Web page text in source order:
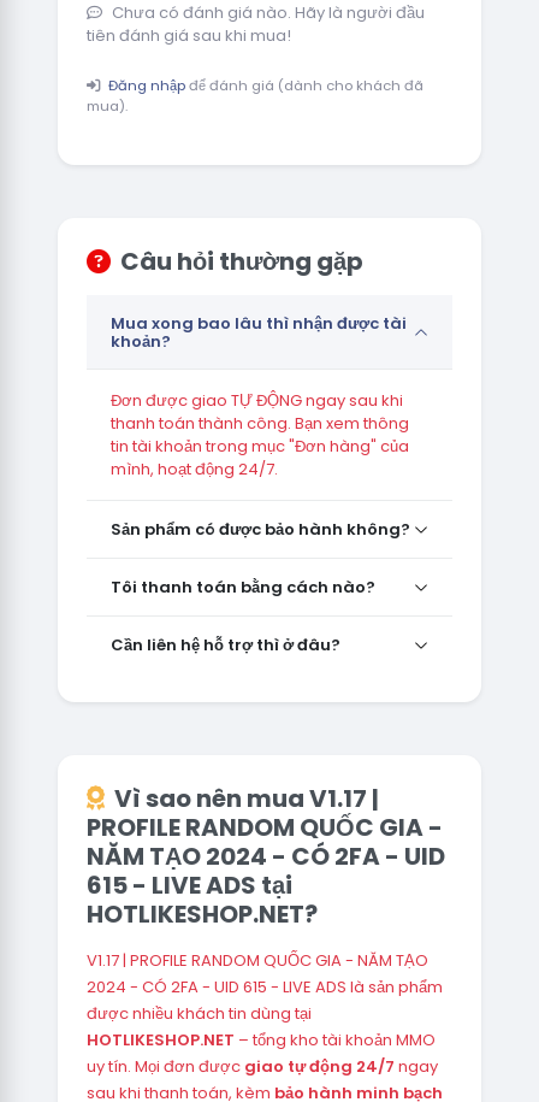
Chưa có đánh giá nào. Hãy là người đầu
tiên đánh giá sau khi mua!
Đăng nhậpđể đánh giá (dành cho khách đã
mua).
Câu hỏi thường gặp
Mua xong bao lâu thì nhận được tài
khoản?
Đơn được giao TỰ ĐỘNG ngay sau khi
thanh toán thành công. Bạn xem thông
tin tài khoản trong mục "Đơn hàng" của
mình, hoạt động 24/7.
Sản phẩm có được bảo hành không?
Tôi thanh toán bằng cách nào?
Cần liên hệ hỗ trợ thì ở đâu?
Vì sao nên mua V1.17 |
PROFILE RANDOM QUỐC GIA -
NĂM TẠO 2024 - CÓ 2FA - UID
615 - LIVE ADS tại
HOTLIKESHOP.NET?
V1.17 | PROFILE RANDOM QUỐC GIA - NĂM TẠO
2024 - CÓ 2FA - UID 615 - LIVE ADS là sản phẩm
được nhiều khách tin dùng tại
HOTLIKESHOP.NET – tổng kho tài khoản MMO
uy tín. Mọi đơn được giao tự động 24/7 ngay
sau khi thanh toán, kèm bảo hành minh bạch